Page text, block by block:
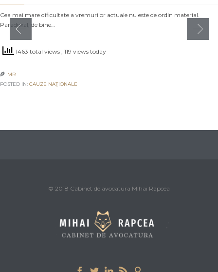
Cea mai mare dificultate a vremurilor actuale nu este de ordin material.
Paradoxal, de bine…
1463 total views , 119 views today
 MR
POSTED IN: CAUZE NAŢIONALE
© 2018 Cabinet de avocatura Mihai Rapcea